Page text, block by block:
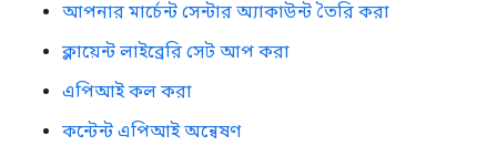
আপনার মার্চেন্ট সেন্টার অ্যাকাউন্ট তৈরি করা
ক্লায়েন্ট লাইব্রেরি সেট আপ করা
এপিআই কল করা
কন্টেন্ট এপিআই অন্বেষণ